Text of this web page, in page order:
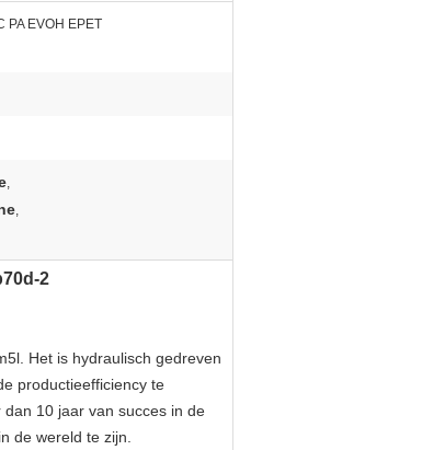
PA EVOH EPET
,
,
2
Het is hydraulisch gedreven
productieefficiency te
10 jaar van succes in de
de wereld te zijn.